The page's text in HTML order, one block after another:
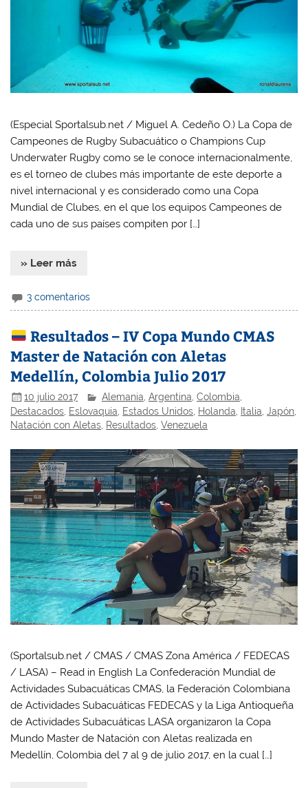
(Especial Sportalsub.net / Miguel A. Cedeño O.) La Copa de
Campeones de Rugby Subacuático o Champions Cup
Underwater Rugby como se le conoce internacionalmente,
es el torneo de clubes más importante de este deporte a
nivel internacional y es considerado como una Copa
Mundial de Clubes, en el que los equipos Campeones de
cada uno de sus países compiten por […]
» Leer más
3 comentarios
Resultados – IV Copa Mundo CMAS
Master de Natación con Aletas
Medellín, Colombia Julio 2017
10 julio 2017 Alemania ,Argentina ,Colombia
Destacados, Eslovaquia, Estados Unidos, Holanda, Italia,Japón,
Natación con Aletas, Resultados,Venezuela
(Sportalsub.net / CMAS / CMAS Zona América / FEDECAS
/ LASA) – Read in English La Confederación Mundial de
Actividades Subacuáticas CMAS, la Federación Colombiana
de Actividades Subacuáticas FEDECAS y la Liga Antioqueña
de Actividades Subacuáticas LASA organizaron la Copa
Mundo Master de Natación con Aletas realizada en
Medellín, Colombia del 7 al 9 de julio 2017, en la cual […]